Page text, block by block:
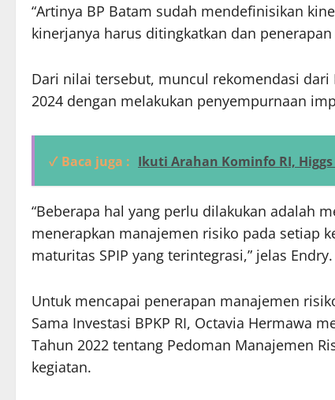
“Artinya BP Batam sudah mendefinisikan
kinerjanya harus ditingkatkan dan
Dari nilai tersebut, muncul rekomendasi dari
2024 dengan melakukan penyempurnaan
✓ Baca juga : Ikuti Arahan Kominfo RI,
“Beberapa hal yang perlu dilakukan adalah
menerapkan manajemen risiko pada setiap
maturitas SPIP yang terintegrasi,” jelas Endry.
Untuk mencapai penerapan manajemen
Sama Investasi BPKP RI, Octavia Hermawa
Tahun 2022 tentang Pedoman Manajemen
kegiatan.